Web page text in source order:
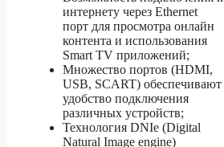
интернету через Ethernet
порт для просмотра онлайн
контента и использования
Smart TV приложений;
Множество портов (HDMI,
USB, SCART) обеспечивают
удобство подключения
различных устройств;
Технология DNIe (Digital
Natural Image engine)